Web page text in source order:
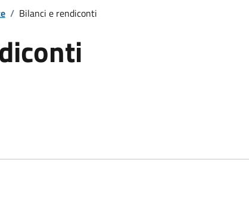
/ Bilanci e rendiconti